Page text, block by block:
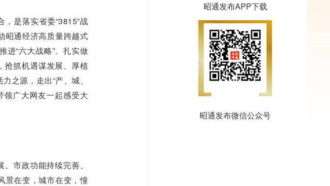
是落实省委“3815”战
昭通经济高质量跨越式
进“六大战略”、扎实做
抢抓机遇谋发展、厚植
之源，走出“产、城、
领广大网友一起感受大
市政功能持续完善、
景在变，城市在变，憧
昭通发布APP下载
昭通发布微信公众号